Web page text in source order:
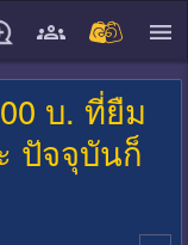
บ. ที่ยืม
ปัจจุบันก็
close